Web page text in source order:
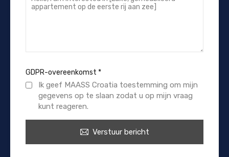
GDPR-overeenkomst *
Ik geef MAASS Croatia toestemming om mijn
gegevens op te slaan zodat u op mijn vraag
kunt reageren.
Verstuur bericht